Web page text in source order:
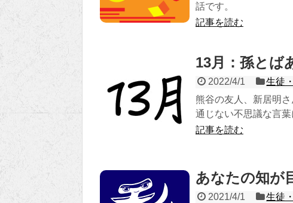
話です。
記事を読む
13月：孫とば
2022/4/1 生徒
熊谷の友人、新居明
通じない不思議な言葉
記事を読む
あなたの知が
2021/4/1 生徒